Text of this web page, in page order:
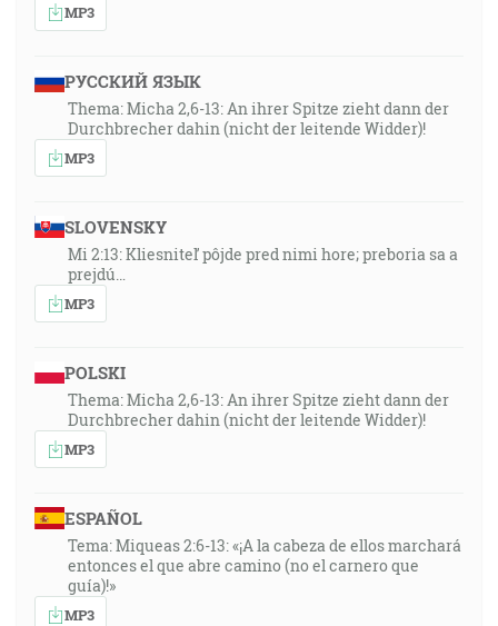
MP3
РУССКИЙ ЯЗЫК
Thema: Micha 2,6-13: An ihrer Spitze zieht dann der
Durchbrecher dahin (nicht der leitende Widder)!
MP3
SLOVENSKY
Mi 2:13: Kliesniteľ pôjde pred nimi hore; preboria sa a
prejdú…
MP3
POLSKI
Thema: Micha 2,6-13: An ihrer Spitze zieht dann der
Durchbrecher dahin (nicht der leitende Widder)!
MP3
ESPAÑOL
Tema: Miqueas 2:6-13: «¡A la cabeza de ellos marchará
entonces el que abre camino (no el carnero que
guía)!»
MP3